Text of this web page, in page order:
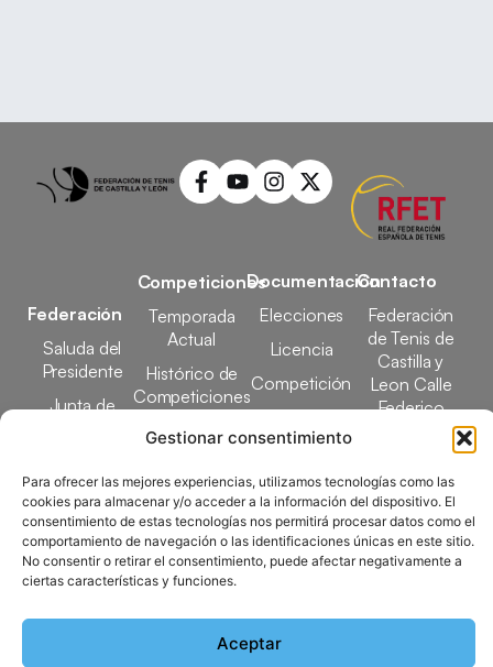
Gestionar consentimiento
Para ofrecer las mejores experiencias, utilizamos tecnologías como las
cookies para almacenar y/o acceder a la información del dispositivo. El
consentimiento de estas tecnologías nos permitirá procesar datos como el
comportamiento de navegación o las identificaciones únicas en este sitio.
No consentir o retirar el consentimiento, puede afectar negativamente a
ciertas características y funciones.
Aceptar
Federación
Saluda del
Presidente
Junta de
Elecciones
Clubes
Federados
Competiciones
Temporada
Actual
Histórico de
Competiciones
Designaciones
Documentación
Elecciones
Licencia
Competición
Docencia
Contacto
Federación
de Tenis de
Castilla y
Leon Calle
Federico
García Lorca,
Valladolid
983 24 94 26
Copyright © 2025 Federación de Tenis de Castilla y León |
Desarrollado por